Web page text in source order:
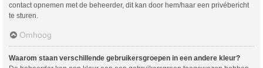
contact opnemen met de beheerder, dit kan door hem/haar een privébericht
te sturen.
Omhoog
Waarom staan verschillende gebruikersgroepen in een andere kleur?